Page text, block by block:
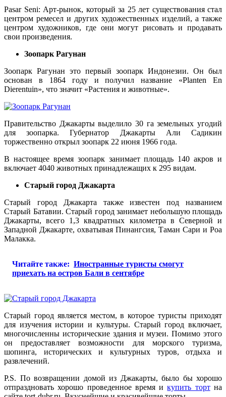
Pasar Seni: Арт-рынок, который за 25 лет существования стал
центром ремесел и других художественных изделий, а также
центром художников, где они могут рисовать и продавать
свои произведения.
Зоопарк Рагунан
Зоопарк Рагунан это первый зоопарк Индонезии. Он был
основан в 1864 году и получил название «Planten En
Dierentuin», что значит «Растения и животные».
Правительство Джакарты выделило 30 га земельных угодий
для зоопарка. Губернатор Джакарты Али Садикин
торжественно открыл зоопарк 22 июня 1966 года.
В настоящее время зоопарк занимает площадь 140 акров и
включает 4040 животных принадлежащих к 295 видам.
Старый город Джакарта
Старый город Джакарта также известен под названием
Старый Батавии. Старый город занимает небольшую площадь
Джакарты, всего 1,3 квадратных километра в Северной и
Западной Джакарте, охватывая Пинангсия, Таман Сари и Роа
Малакка.
Читайте также: Иностранные туристы смогут
приехать на остров Бали в сентябре
Старый город является местом, в которое туристы приходят
для изучения истории и культуры. Старый город включает,
многочисленны исторические здания и музеи. Помимо этого
он предоставляет возможности для морского туризма,
шопинга, исторических и культурных туров, отдыха и
развлечений.
P.S. По возвращении домой из Джакарты, было бы хорошо
отпраздновать хорошо проведенное время икупить тортна